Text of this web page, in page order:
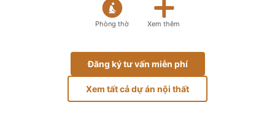
Phòng thờ Xem thêm
Đăng ký tư vấn miễn phí
Xem tất cả dự án nội thất